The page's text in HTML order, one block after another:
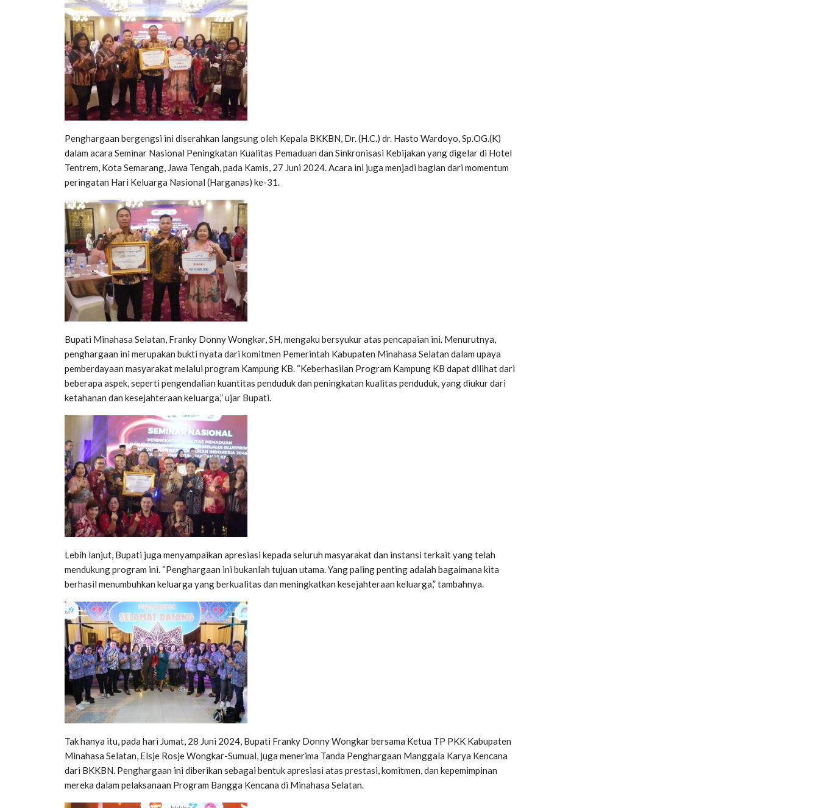
Penghargaan bergengsi ini diserahkan langsung oleh Kepala BKKBN, Dr. (H.C.) dr. Hasto Wardoyo, Sp.OG.(K)
dalam acara Seminar Nasional Peningkatan Kualitas Pemaduan dan Sinkronisasi Kebijakan yang digelar di Hotel
Tentrem, Kota Semarang, Jawa Tengah, pada Kamis, 27 Juni 2024. Acara ini juga menjadi bagian dari momentum
peringatan Hari Keluarga Nasional (Harganas) ke-31.
Bupati Minahasa Selatan, Franky Donny Wongkar, SH, mengaku bersyukur atas pencapaian ini. Menurutnya,
penghargaan ini merupakan bukti nyata dari komitmen Pemerintah Kabupaten Minahasa Selatan dalam upaya
pemberdayaan masyarakat melalui program Kampung KB. “Keberhasilan Program Kampung KB dapat dilihat dari
beberapa aspek, seperti pengendalian kuantitas penduduk dan peningkatan kualitas penduduk, yang diukur dari
ketahanan dan kesejahteraan keluarga,” ujar Bupati.
Lebih lanjut, Bupati juga menyampaikan apresiasi kepada seluruh masyarakat dan instansi terkait yang telah
mendukung program ini. “Penghargaan ini bukanlah tujuan utama. Yang paling penting adalah bagaimana kita
berhasil menumbuhkan keluarga yang berkualitas dan meningkatkan kesejahteraan keluarga,” tambahnya.
Tak hanya itu, pada hari Jumat, 28 Juni 2024, Bupati Franky Donny Wongkar bersama Ketua TP PKK Kabupaten
Minahasa Selatan, Elsje Rosje Wongkar-Sumual, juga menerima Tanda Penghargaan Manggala Karya Kencana
dari BKKBN. Penghargaan ini diberikan sebagai bentuk apresiasi atas prestasi, komitmen, dan kepemimpinan
mereka dalam pelaksanaan Program Bangga Kencana di Minahasa Selatan.